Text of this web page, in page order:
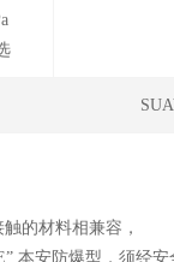
材料相兼容，
防爆型，须经安